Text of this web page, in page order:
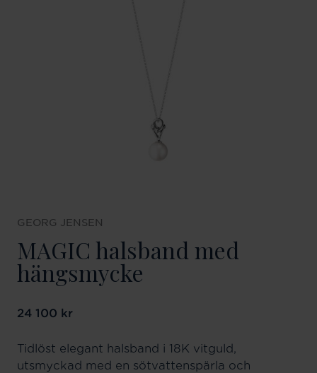
GEORG JENSEN
MAGIC halsband med
hängsmycke
Pris:24 100 kr
24 100 kr
Tidlöst elegant halsband i 18K vitguld,
utsmyckad med en sötvattenspärla och